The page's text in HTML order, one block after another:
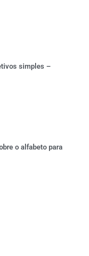
simples –
o alfabeto para